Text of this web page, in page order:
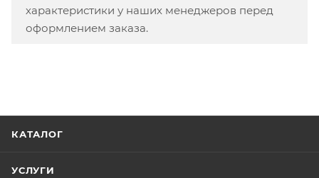
характеристики у наших менеджеров перед
оформлением заказа.
КАТАЛОГ
УСЛУГИ